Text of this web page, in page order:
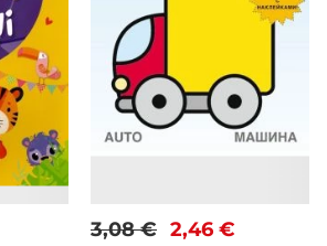
2,46 €
3,08 €